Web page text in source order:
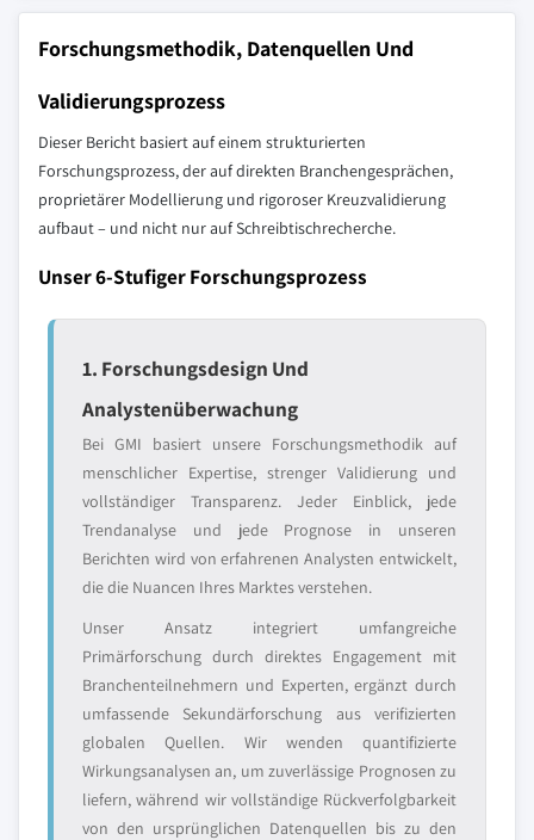
Forschungsmethodik, Datenquellen Und
Validierungsprozess
Dieser Bericht basiert auf einem strukturierten
Forschungsprozess, der auf direkten Branchengesprächen,
proprietärer Modellierung und rigoroser Kreuzvalidierung
aufbaut – und nicht nur auf Schreibtischrecherche.
Unser 6-Stufiger Forschungsprozess
1. Forschungsdesign Und
Analystenüberwachung
Bei GMI basiert unsere Forschungsmethodik auf
menschlicher Expertise, strenger Validierung und
vollständiger Transparenz. Jeder Einblick, jede
Trendanalyse und jede Prognose in unseren
Berichten wird von erfahrenen Analysten entwickelt,
die die Nuancen Ihres Marktes verstehen.
Unser Ansatz integriert umfangreiche
Primärforschung durch direktes Engagement mit
Branchenteilnehmern und Experten, ergänzt durch
umfassende Sekundärforschung aus verifizierten
globalen Quellen. Wir wenden quantifizierte
Wirkungsanalysen an, um zuverlässige Prognosen zu
liefern, während wir vollständige Rückverfolgbarkeit
von den ursprünglichen Datenquellen bis zu den